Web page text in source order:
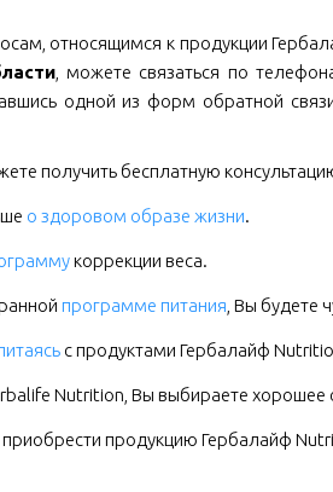
относящимся к продукции
, можете связаться по
одной из форм обратной
получить бесплатную
о здоровом образе жизни.
коррекции веса.
программе питания , Вы будете
с продуктами Гербалайф
Nutrition, Вы выбираете хорошее
приобрести продукцию Гербалайф